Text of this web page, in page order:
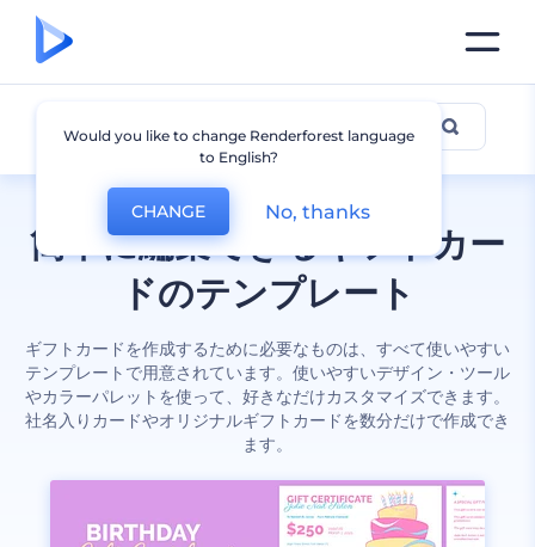
簡単に編集できるギフトカー
ドのテンプレート
ギフトカードを作成するために必要なものは、すべて使いやすい
テンプレートで用意されています。使いやすいデザイン・ツール
やカラーパレットを使って、好きなだけカスタマイズできます。
社名入りカードやオリジナルギフトカードを数分だけで作成でき
ます。
ギフトカード
Would you like to change Renderforest language
to English?
CHANGE No, thanks